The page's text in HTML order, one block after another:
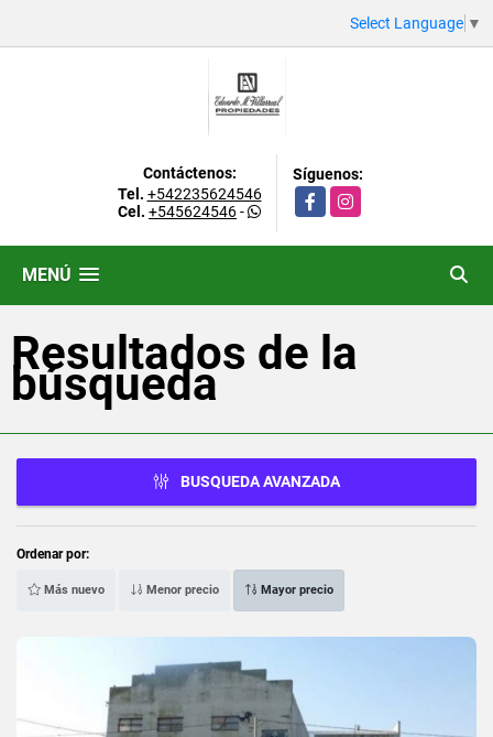
Select Language ▼
Contáctenos:
Tel. +542235624546
Cel. +545624546-
Síguenos:
FacebookInstagram
MENÚ
Resultados de la
búsqueda
BUSQUEDA AVANZADA
Ordenar por:
Más nuevo Menor precio Mayor precio